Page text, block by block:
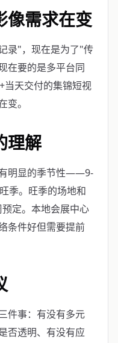
像需求在变
录"，现在是为了"传
在要的是多平台同
当天交付的集锦短视
变。
理解
明显的季节性——9-
季。旺季的场地和
定。本地会展中心
条件好但需要提前
件事：有没有多元
否透明、有没有应